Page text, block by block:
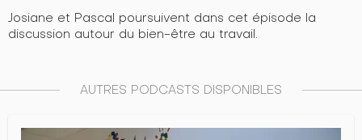
Josiane et Pascal poursuivent dans cet épisode la
discussion autour du bien-être au travail.
AUTRES PODCASTS DISPONIBLES